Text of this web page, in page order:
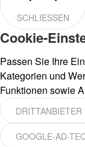
SCHLIESSEN
Cookie-
Passen Sie Ihre
Kategorien und
Funktionen sowie
DRITTANBIETER
GOOGLE-AD-